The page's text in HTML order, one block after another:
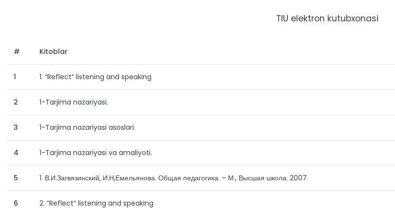
TIU elektron kutubxonasi
# Kitoblar
1 1. “Reflect” listening and speaking
2 1-Tarjima nazariyasi.
3 1-Tarjima nazariyasi asoslari.
4 1-Tarjima nazariyasi va amaliyoti.
5 1. В.И.Загвязинский, И.Н,Емельянова. Общая педагогика. – М., Высшая школа. 2007.
6 2. “Reflect” listening and speaking